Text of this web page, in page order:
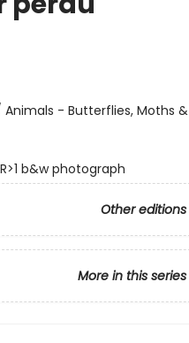
- Butterflies, Moths &
b&w photograph
Other editions
More in this series